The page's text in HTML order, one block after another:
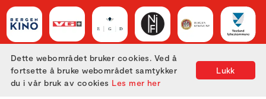
Lukk
Dette webområdet bruker cookies. Ved å
fortsette å bruke webområdet samtykker
du i vår bruk av cookies Les mer her